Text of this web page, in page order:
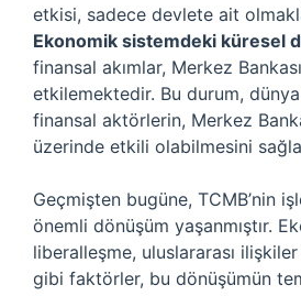
etkisi, sadece devlete ait
Ekonomik sistemdeki küresel
finansal akımlar, Merkez
etkilemektedir. Bu durum,
finansal aktörlerin, Merkez
üzerinde etkili olabilmesini
Geçmişten bugüne, TCMB’nin
önemli dönüşüm yaşanmıştır.
liberalleşme, uluslararası
gibi faktörler, bu dönüşümün